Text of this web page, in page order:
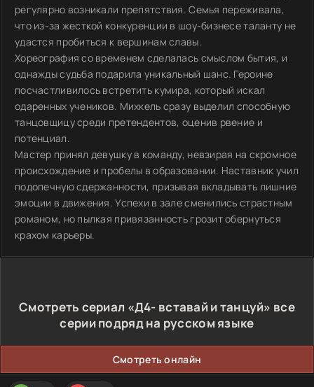
регулярно возникали препятствия. Семья переживала,
что из-за жесткой конкуренции в шоу-бизнесе таланту не
удастся пробиться к вершинам славы.
Хореография со временем сделалась смыслом бытия, и
однажды судьба подарила уникальный шанс. Героине
посчастливилось встретить кумира, который искал
одаренных учеников. Михкель сразу выделил способную
танцовщицу среди претендентов, оценив рвение и
потенциал.
Мастер принял девушку в команду, невзирая на скромное
происхождение и пробелы в образовании. Наставник учил
подопечную сдержанности, призывая вкладывать лишние
эмоции в движения. Успехи в зале сменились страстным
романом, но пылкая привязанность грозит обернуться
крахом карьеры.
Смотреть сериал «Д4- вставай и танцуй» все
серии подряд на русском языке
Смотреть онлайн